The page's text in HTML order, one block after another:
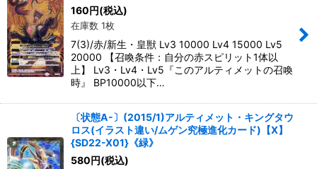
160 円(税込)
在庫数 1枚
7(3)/赤/新生・皇獣 Lv3 10000 Lv4 15000 Lv5
20000 【召喚条件：自分の赤スピリット1体以
上】 Lv3・Lv4・Lv5『このアルティメットの召喚
時』 BP10000以下…
〔状態A-〕(2015/1)アルティメット・キングタウ
ロス(イラスト違い/ムゲン究極進化カード)【X】
{SD22-X01}《緑》
580 円(税込)